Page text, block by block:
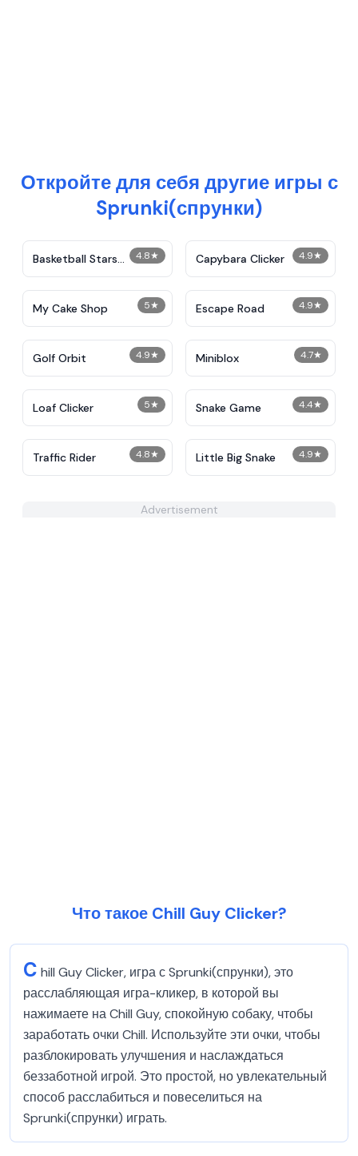
Откройте для себя другие игры с
Sprunki(спрунки)
4.8★
Basketball Stars
Unblocked
4.9★
Capybara Clicker
5★
My Cake Shop 4.9★
Escape Road
4.9★
Golf Orbit 4.7★
Miniblox
5★
Loaf Clicker 4.4★
Snake Game
4.8★
Traffic Rider 4.9★
Little Big Snake
Advertisement
Что такое Chill Guy Clicker?
C hill Guy Clicker, игра с Sprunki(спрунки), это
расслабляющая игра-кликер, в которой вы
нажимаете на Chill Guy, спокойную собаку, чтобы
заработать очки Chill. Используйте эти очки, чтобы
разблокировать улучшения и наслаждаться
беззаботной игрой. Это простой, но увлекательный
способ расслабиться и повеселиться на
Sprunki(спрунки) играть.